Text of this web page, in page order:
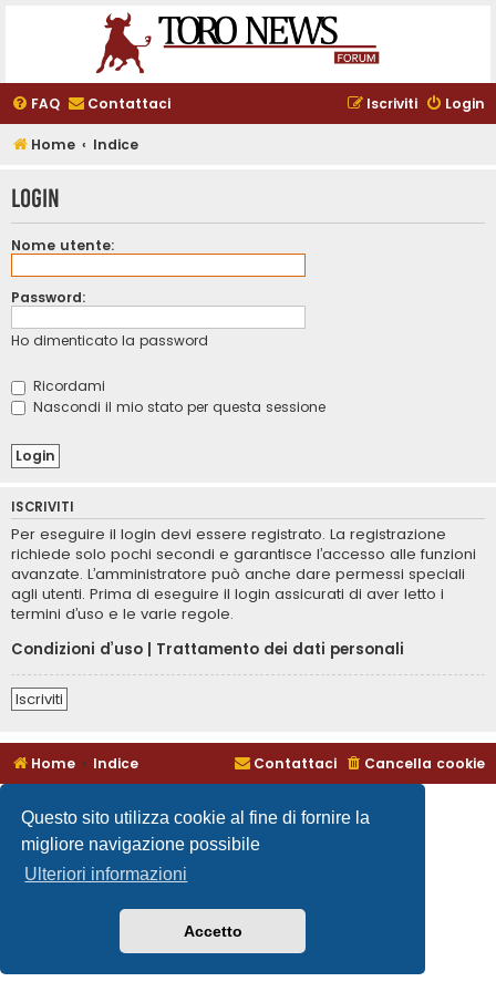
Questo sito utilizza cookie al fine di fornire la
migliore navigazione possibile
Ulteriori informazioni
Accetto
FAQ Contattaci Login
Iscriviti
Home Indice
Login
Nome utente:
Password:
Ho dimenticato la password
Ricordami
Nascondi il mio stato per questa sessione
ISCRIVITI
Per eseguire il login devi essere registrato. La registrazione
richiede solo pochi secondi e garantisce l’accesso alle funzioni
avanzate. L’amministratore può anche dare permessi speciali
agli utenti. Prima di eseguire il login assicurati di aver letto i
termini d’uso e le varie regole.
Condizioni d’uso | Trattamento dei dati personali
Iscriviti
Home Indice Cancella cookie
Contattaci